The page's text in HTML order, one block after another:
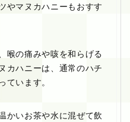
やマヌカハニーもおすす
喉の痛みや咳を和らげる
カハニーは、通常のハチ
ています。
かいお茶や水に混ぜて飲